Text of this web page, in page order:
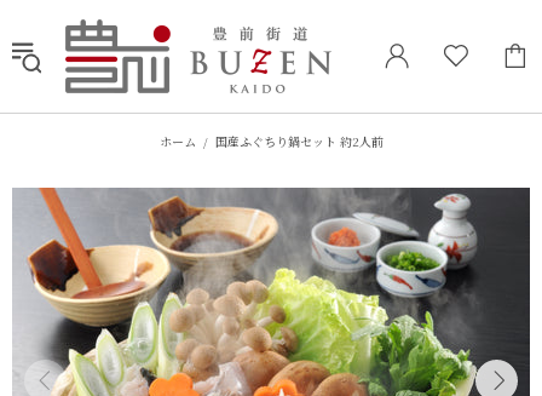
ホーム 国産ふぐちり鍋セット 約2人前